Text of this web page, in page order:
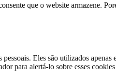
que o website armazene.
Eles são utilizados apenas
para alertá-lo sobre esses